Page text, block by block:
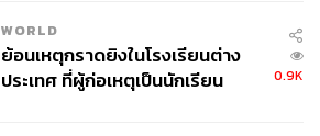
WORLD
ย้อนเหตุกราดยิงในโรงเรียนต่าง
ประเทศ ที่ผู้ก่อเหตุเป็นนักเรียน
0.9K